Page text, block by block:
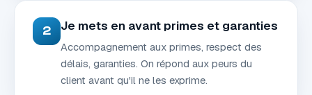
2 Je mets en avant primes et garanties
Accompagnement aux primes, respect des
délais, garanties. On répond aux peurs du
client avant qu'il ne les exprime.